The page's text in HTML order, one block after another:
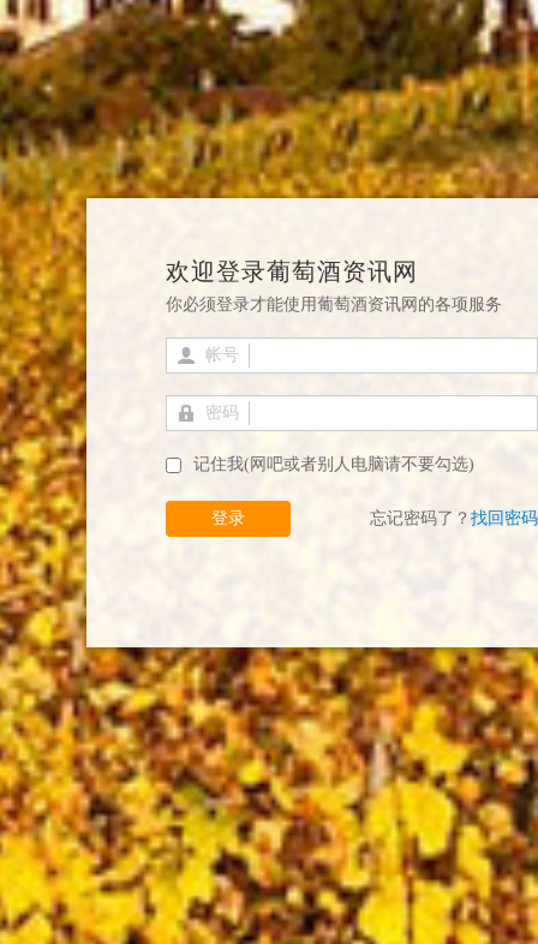
欢迎登录葡萄酒资讯网
你必须登录才能使用葡萄酒资讯网的各项服务
帐号
密码
记住我(网吧或者别人电脑请不要勾选)
登录 忘记密码了？ 找回密码